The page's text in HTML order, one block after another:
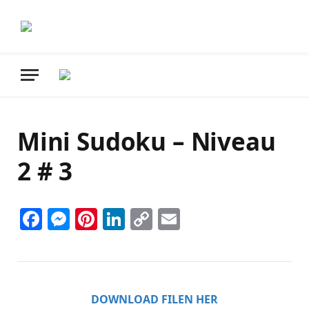
Mini Sudoku – Niveau
2 # 3
Facebook
Messenger
Pinterest
LinkedIn
Copy
DOWNLOAD FILEN HER